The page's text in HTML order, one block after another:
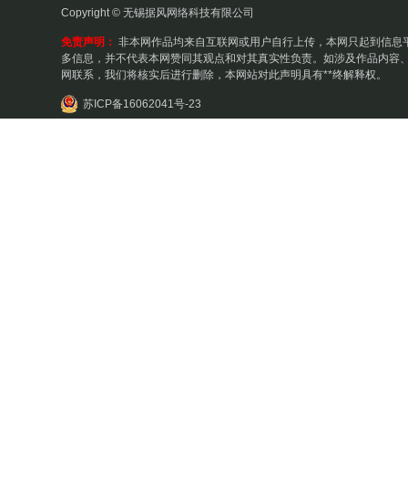
Copyright © 无锡据风网络科技有限公司
免责声明： 非本网作品均来自互联网或用户自行上传，本网只起到信息
多信息，并不代表本网赞同其观点和对其真实性负责。如涉及作品内容
网联系，我们将核实后进行删除，本网站对此声明具有**终解释权。
苏ICP备16062041号-23